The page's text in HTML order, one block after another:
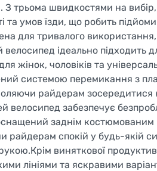
З трьома швидкостями на
та умов їзди, що робить
для тривалого
ідеально підходить
жінок, чоловіків та
системою перемикання з
райдерам зосередитися
велосипед забезпечує
заднім костюмованим
спокій у будь-якій
виняткової
лініями та яскравими